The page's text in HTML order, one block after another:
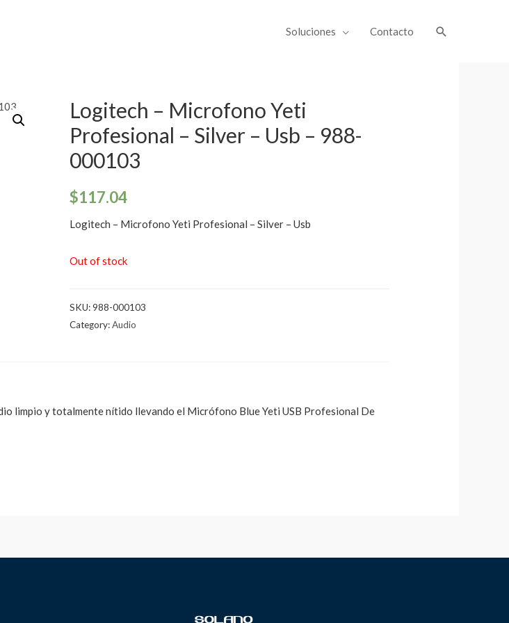
Soluciones Contacto
Logitech – Microfono Yeti
Profesional – Silver – Usb – 988-
000103
$117.04
Logitech – Microfono Yeti Profesional – Silver – Usb
Out of stock
SKU:988-000103
Category:Audio
limpio y totalmente nítido llevando el Micrófono Blue Yeti USB Profesional De